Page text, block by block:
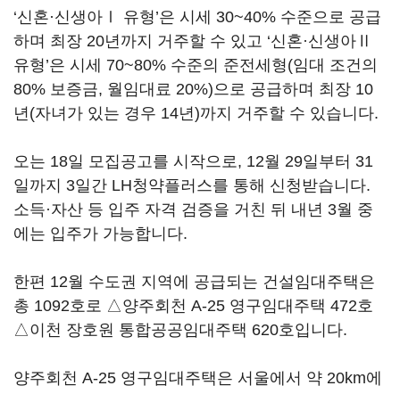
‘신혼·신생아Ⅰ 유형’은 시세 30~40% 수준으로 공급
하며 최장 20년까지 거주할 수 있고 ‘신혼·신생아Ⅱ
유형’은 시세 70~80% 수준의 준전세형(임대 조건의
80% 보증금, 월임대료 20%)으로 공급하며 최장 10
년(자녀가 있는 경우 14년)까지 거주할 수 있습니다.
오는 18일 모집공고를 시작으로, 12월 29일부터 31
일까지 3일간 LH청약플러스를 통해 신청받습니다.
소득·자산 등 입주 자격 검증을 거친 뒤 내년 3월 중
에는 입주가 가능합니다.
한편 12월 수도권 지역에 공급되는 건설임대주택은
총 1092호로 △양주회천 A-25 영구임대주택 472호
△이천 장호원 통합공공임대주택 620호입니다.
양주회천 A-25 영구임대주택은 서울에서 약 20km에